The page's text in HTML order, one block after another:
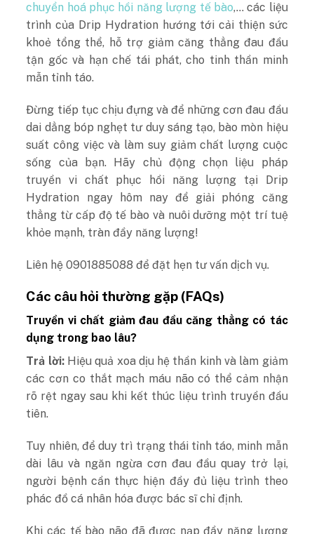
chuyển hoá phục hồi năng lượng tế bào,… các liệu
trình của Drip Hydration hướng tới cải thiện sức
khoẻ tổng thể, hỗ trợ giảm căng thẳng đau đầu
tận gốc và hạn chế tái phát, cho tinh thần minh
mẫn tỉnh táo.
Đừng tiếp tục chịu đựng và để những cơn đau đầu
dai dẳng bóp nghẹt tư duy sáng tạo, bào mòn hiệu
suất công việc và làm suy giảm chất lượng cuộc
sống của bạn. Hãy chủ động chọn liệu pháp
truyền vi chất phục hồi năng lượng tại Drip
Hydration ngay hôm nay để giải phóng căng
thẳng từ cấp độ tế bào và nuôi dưỡng một trí tuệ
khỏe mạnh, tràn đầy năng lượng!
Liên hệ 0901885088 để đặt hẹn tư vấn dịch vụ.
Các câu hỏi thường gặp (FAQs)
Truyền vi chất giảm đau đầu căng thẳng có tác
dụng trong bao lâu?
Trả lời:Hiệu quả xoa dịu hệ thần kinh và làm giảm
các cơn co thắt mạch máu não có thể cảm nhận
rõ rệt ngay sau khi kết thúc liệu trình truyền đầu
tiên.
Tuy nhiên, để duy trì trạng thái tỉnh táo, minh mẫn
dài lâu và ngăn ngừa cơn đau đầu quay trở lại,
người bệnh cần thực hiện đầy đủ liệu trình theo
phác đồ cá nhân hóa được bác sĩ chỉ định.
Khi các tế bào não đã được nạp đầy năng lượng